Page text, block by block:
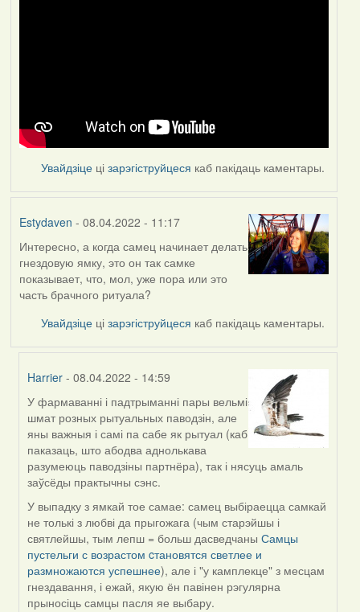
Увайдзіце цізарэгіструйцеся каб пакідаць каментары.
Estydaven - 08.04.2022 - 11:17
Интересно, а когда самец начинает делать
гнездовую ямку, это он так самке
показывает, что, мол, уже пора или это
часть брачного ритуала?
Увайдзіце цізарэгіструйцеся каб пакідаць каментары.
Harrier - 08.04.2022 - 14:59
In
reply
to
by
Estydaven
У фармаванні і падтрыманні пары вельмі
шмат розных рытуальных паводзін, але
яны важныя і самі па сабе як рытуал (каб
паказаць, што абодва аднолькава
разумеюць паводзіны партнёра), так і нясуць амаль
заўсёды практычны сэнс.
У выпадку з ямкай тое самае: самец выбіраецца самкай
не толькі з любві да прыгожага (чым старэйшы і
святлейшы, тым лепш = больш дасведчаныСамцы
пустельги с возрастом cтановятся светлее и
размножаются успешнее), але і "у камплекце" з месцам
гнездавання, і ежай, якую ён павінен рэгулярна
прыносіць самцы пасля яе выбару.